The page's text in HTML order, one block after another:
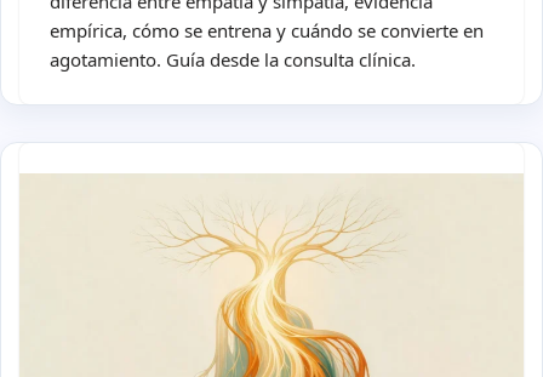
empírica, cómo se entrena y cuándo se convierte en
agotamiento. Guía desde la consulta clínica.